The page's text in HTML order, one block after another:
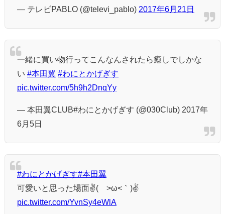
— テレビPABLO (@televi_pablo) 2017年6月21日
一緒に買い物行ってこんなんされたら癒しでしかな
い #本田翼 #わにとかげぎす
pic.twitter.com/5h9h2DnqYy
— 本田翼CLUB#わにとかげぎす (@030Club) 2017年
6月5日
#わにとかげぎす#本田翼
可愛いと思った場面✌(´>ω<｀)✌
pic.twitter.com/YvnSy4eWlA